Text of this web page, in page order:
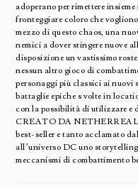
adoperano per rimettere
fronteggiare coloro che
mezzo di questo chaos, una
nemici a dover stingere nuove
disposizione un vastissimo
nessun altro gioco di
personaggi più classici ai
battaglie epiche s volte in
con la possibilità di utilizzare e
CREATO DA
best-seller e tanto acclamato
all’universo DC uno
meccanismi di combattimento